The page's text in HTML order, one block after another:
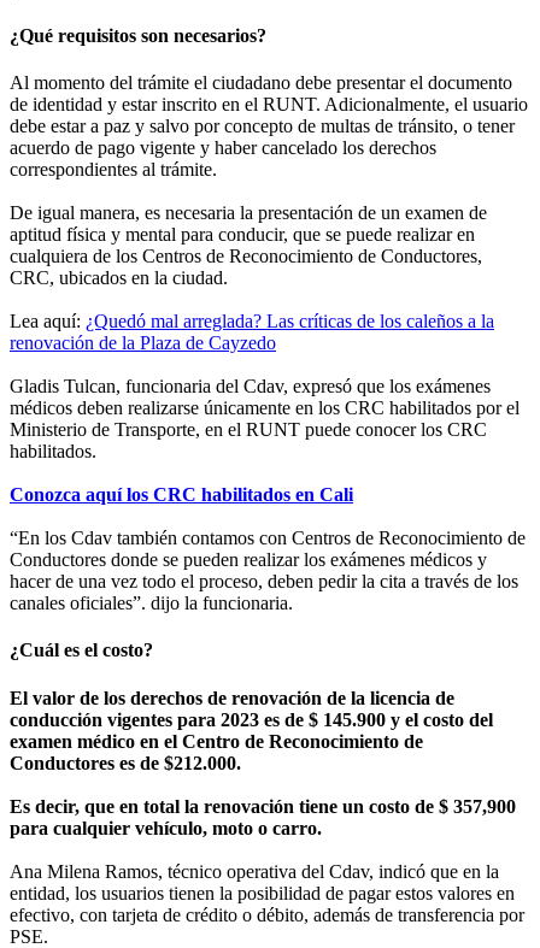
¿Qué requisitos son necesarios?
Al momento del trámite el ciudadano debe presentar el documento
de identidad y estar inscrito en el RUNT. Adicionalmente, el usuario
debe estar a paz y salvo por concepto de multas de tránsito, o tener
acuerdo de pago vigente y haber cancelado los derechos
correspondientes al trámite.
De igual manera, es necesaria la presentación de un examen de
aptitud física y mental para conducir, que se puede realizar en
cualquiera de los Centros de Reconocimiento de Conductores,
CRC, ubicados en la ciudad.
Lea aquí: ¿Quedó mal arreglada? Las críticas de los caleños a la
renovación de la Plaza de Cayzedo
Gladis Tulcan, funcionaria del Cdav, expresó que los exámenes
médicos deben realizarse únicamente en los CRC habilitados por el
Ministerio de Transporte, en el RUNT puede conocer los CRC
habilitados.
Conozca aquí los CRC habilitados en Cali
“En los Cdav también contamos con Centros de Reconocimiento de
Conductores donde se pueden realizar los exámenes médicos y
hacer de una vez todo el proceso, deben pedir la cita a través de los
canales oficiales”. dijo la funcionaria.
¿Cuál es el costo?
El valor de los derechos de renovación de la licencia de
conducción vigentes para 2023 es de $ 145.900 y el costo del
examen médico en el Centro de Reconocimiento de
Conductores es de $212.000.
Es decir, que en total la renovación tiene un costo de $ 357,900
para cualquier vehículo, moto o carro.
Ana Milena Ramos, técnico operativa del Cdav, indicó que en la
entidad, los usuarios tienen la posibilidad de pagar estos valores en
efectivo, con tarjeta de crédito o débito, además de transferencia por
PSE.